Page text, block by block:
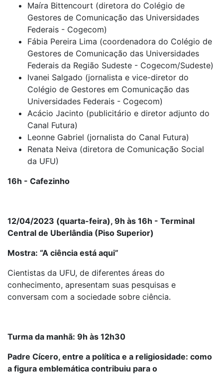
Maíra Bittencourt (diretora do Colégio de
Gestores de Comunicação das Universidades
Federais - Cogecom)
Fábia Pereira Lima (coordenadora do Colégio de
Gestores de Comunicação das Universidades
Federais da Região Sudeste - Cogecom/Sudeste)
Ivanei Salgado (jornalista e vice-diretor do
Colégio de Gestores em Comunicação das
Universidades Federais - Cogecom)
Acácio Jacinto (publicitário e diretor adjunto do
Canal Futura)
Leonne Gabriel (jornalista do Canal Futura)
Renata Neiva (diretora de Comunicação Social
da UFU)
16h - Cafezinho
12/04/2023 (quarta-feira), 9h às 16h - Terminal
Central de Uberlândia (Piso Superior)
Mostra: “A ciência está aqui”
Cientistas da UFU, de diferentes áreas do
conhecimento, apresentam suas pesquisas e
conversam com a sociedade sobre ciência.
Turma da manhã: 9h às 12h30
Padre Cícero, entre a política e a religiosidade: como
a figura emblemática contribuiu para o